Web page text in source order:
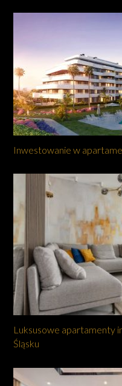
Inwestowanie w
Luksusowe apartamenty
Śląsku